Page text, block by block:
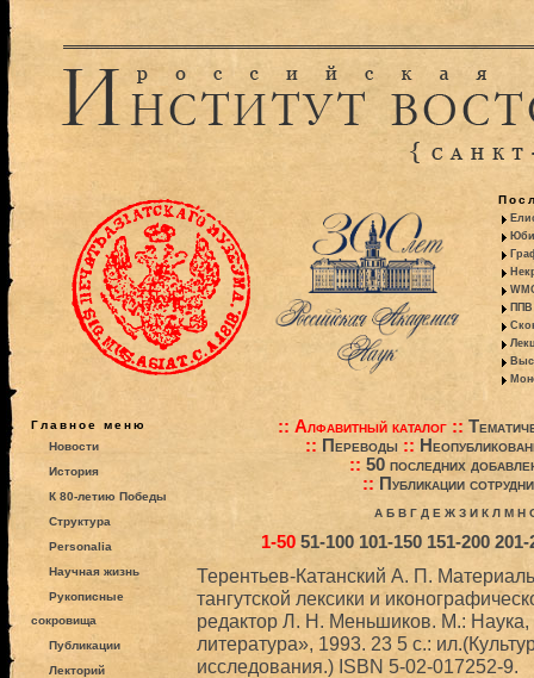
ППВ
Главное меню
Новости
История
К 80-летию Победы
Структура
Personalia
Научная жизнь
Рукописные
сокровища
Публикации
Лекторий
:: Алфавитный каталог ::
:: Переводы::
:: 50 последних
:: Публикации
А Б В Г Д Е Ж З И К Л М Н
1-50 51-100 101-150 151-200 201-
Терентьев-Катанский А. П.
тангутской лексики и
редактор Л. Н. Меньшиков. М.:
литература», 1993. 23 5 с.:
исследования.) ISBN 5-02-017252-9.